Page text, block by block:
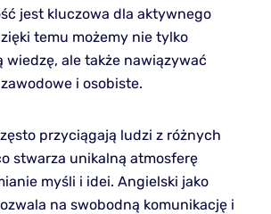
jest kluczowa dla aktywnego
temu możemy nie tylko
wiedzę, ale także nawiązywać
i osobiste.
przyciągają ludzi z różnych
stwarza unikalną atmosferę
myśli i idei. Angielski jako
na swobodną komunikację i